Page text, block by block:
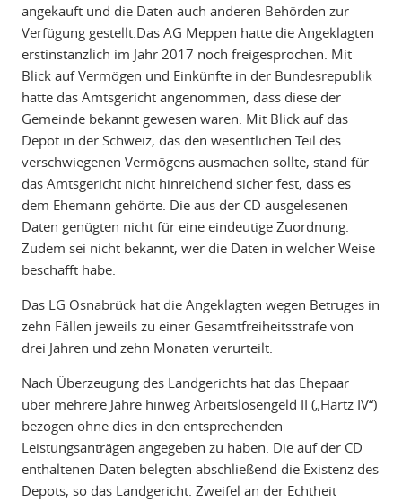
angekauft und die Daten auch anderen Behörden zur
Verfügung gestellt.Das AG Meppen hatte die Angeklagten
erstinstanzlich im Jahr 2017 noch freigesprochen. Mit
Blick auf Vermögen und Einkünfte in der Bundesrepublik
hatte das Amtsgericht angenommen, dass diese der
Gemeinde bekannt gewesen waren. Mit Blick auf das
Depot in der Schweiz, das den wesentlichen Teil des
verschwiegenen Vermögens ausmachen sollte, stand für
das Amtsgericht nicht hinreichend sicher fest, dass es
dem Ehemann gehörte. Die aus der CD ausgelesenen
Daten genügten nicht für eine eindeutige Zuordnung.
Zudem sei nicht bekannt, wer die Daten in welcher Weise
beschafft habe.
Das LG Osnabrück hat die Angeklagten wegen Betruges in
zehn Fällen jeweils zu einer Gesamtfreiheitsstrafe von
drei Jahren und zehn Monaten verurteilt.
Nach Überzeugung des Landgerichts hat das Ehepaar
über mehrere Jahre hinweg Arbeitslosengeld II („Hartz IV“)
bezogen ohne dies in den entsprechenden
Leistungsanträgen angegeben zu haben. Die auf der CD
enthaltenen Daten belegten abschließend die Existenz des
Depots, so das Landgericht. Zweifel an der Echtheit